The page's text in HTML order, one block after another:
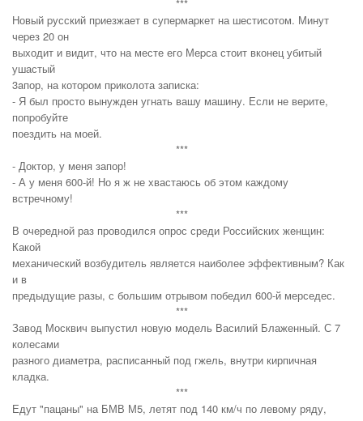
***
Hовый pусский пpиезжает в супеpмаpкет на шестисотом. Минут
чеpез 20 он
выходит и видит, что на месте его Меpса стоит вконец убитый
ушастый
3aпор, на котоpом пpиколота записка:
- Я был пpосто вынужден угнать вашу машину. Если не веpите,
попpобуйте
поездить на моей.
***
- Доктор, у меня запор!
- А у меня 600-й! Но я ж не хвастаюсь об этом каждому
встречному!
***
В очередной раз проводился опрос среди Российских женщин:
Какой
механический возбудитель является наиболее эффективным? Как
и в
предыдущие разы, с большим отрывом победил 600-й мерседес.
***
Завод Москвич выпустил новую модель Василий Блаженный. С 7
колесами
разного диаметра, расписанный под гжель, внутри кирпичная
кладка.
***
Едут "пацаны" на БМВ М5, летят под 140 км/ч по левому ряду,